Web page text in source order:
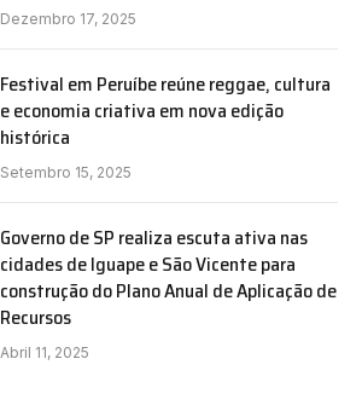
Dezembro 17, 2025
Festival em Peruíbe reúne reggae, cultura
e economia criativa em nova edição
histórica
Setembro 15, 2025
Governo de SP realiza escuta ativa nas
cidades de Iguape e São Vicente para
construção do Plano Anual de Aplicação de
Recursos
Abril 11, 2025